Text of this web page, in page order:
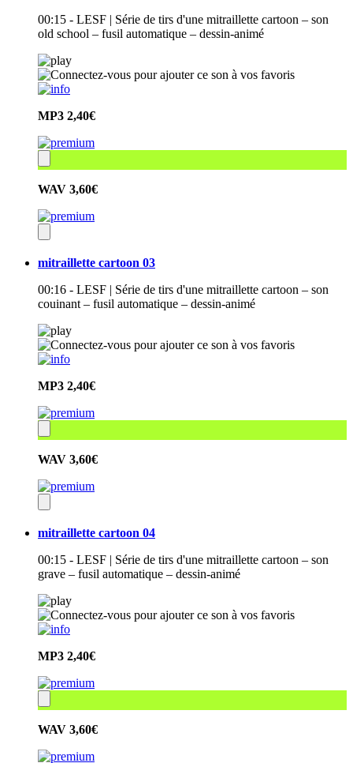
00:15 - LESF | Série de tirs d'une mitraillette cartoon – son
old school – fusil automatique – dessin-animé
MP3 2,40€
WAV 3,60€
mitraillette cartoon 03
00:16 - LESF | Série de tirs d'une mitraillette cartoon – son
couinant – fusil automatique – dessin-animé
MP3 2,40€
WAV 3,60€
mitraillette cartoon 04
00:15 - LESF | Série de tirs d'une mitraillette cartoon – son
grave – fusil automatique – dessin-animé
MP3 2,40€
WAV 3,60€